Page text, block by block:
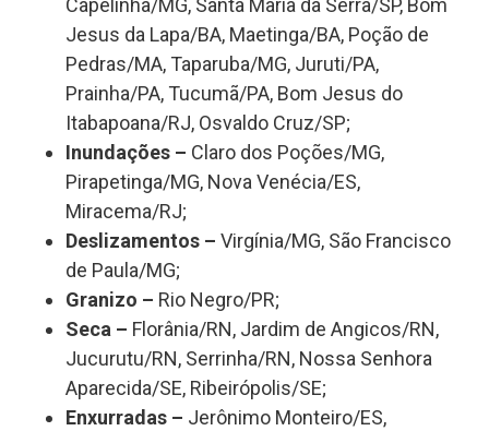
Capelinha/MG, Santa Maria da Serra/SP, Bom
Jesus da Lapa/BA, Maetinga/BA, Poção de
Pedras/MA, Taparuba/MG, Juruti/PA,
Prainha/PA, Tucumã/PA, Bom Jesus do
Itabapoana/RJ, Osvaldo Cruz/SP;
Inundações – Claro dos Poções/MG,
Pirapetinga/MG, Nova Venécia/ES,
Miracema/RJ;
Deslizamentos – Virgínia/MG, São Francisco
de Paula/MG;
Granizo – Rio Negro/PR;
Seca – Florânia/RN, Jardim de Angicos/RN,
Jucurutu/RN, Serrinha/RN, Nossa Senhora
Aparecida/SE, Ribeirópolis/SE;
Enxurradas – Jerônimo Monteiro/ES,